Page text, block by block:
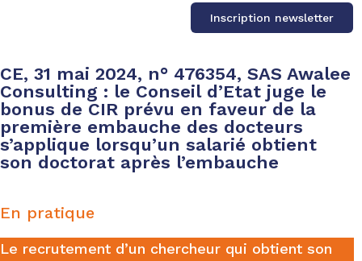
Inscription newsletter
CE, 31 mai 2024, n° 476354, SAS Awalee
Consulting : le Conseil d’Etat juge le
bonus de CIR prévu en faveur de la
première embauche des docteurs
s’applique lorsqu’un salarié obtient
son doctorat après l’embauche
En pratique
Le recrutement d’un chercheur qui obtient son